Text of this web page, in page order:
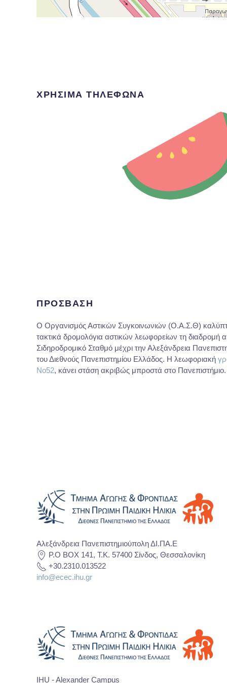
ΧΡΗΣΙΜΑ ΤΗΛΕΦΩΝΑ
ΠΡΟΣΒΑΣΗ
Ο Οργανισμός Αστικών Συγκοινωνιών (Ο.Α.Σ.Θ)
τακτικά δρομολόγια αστικών λεωφορείων τη διαδρομή
Σιδηροδρομικό Σταθμό μέχρι την Αλεξάνδρεια
του Διεθνούς Πανεπιστημίου Ελλάδος. Η λεωφοριακή
Νο52, κάνει στάση ακριβώς μπροστά στο Πανεπιστήμιο.
Αλεξάνδρεια Πανεπιστημιούπολη ΔΙ.ΠΑ.Ε
P.O BOX 141, T.K. 57400 Σίνδος, Θεσσαλονίκη
+30.2310.013522
info@ecec.ihu.gr
IHU - Alexander Campus